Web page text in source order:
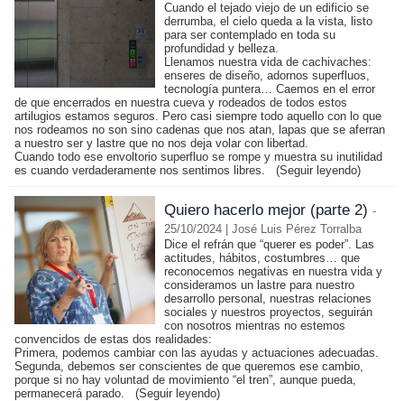
Cuando el tejado viejo de un edificio se
derrumba, el cielo queda a la vista, listo
para ser contemplado en toda su
profundidad y belleza.
Llenamos nuestra vida de cachivaches:
enseres de diseño, adornos superfluos,
tecnología puntera… Caemos en el error
de que encerrados en nuestra cueva y rodeados de todos estos
artilugios estamos seguros. Pero casi siempre todo aquello con lo que
nos rodeamos no son sino cadenas que nos atan, lapas que se aferran
a nuestro ser y lastre que no nos deja volar con libertad.
Cuando todo ese envoltorio superfluo se rompe y muestra su inutilidad
es cuando verdaderamente nos sentimos libres. (Seguir leyendo)
Quiero hacerlo mejor (parte 2) -
25/10/2024 | José Luis Pérez Torralba
Dice el refrán que “querer es poder”. Las
actitudes, hábitos, costumbres… que
reconocemos negativas en nuestra vida y
consideramos un lastre para nuestro
desarrollo personal, nuestras relaciones
sociales y nuestros proyectos, seguirán
con nosotros mientras no estemos
convencidos de estas dos realidades:
Primera, podemos cambiar con las ayudas y actuaciones adecuadas.
Segunda, debemos ser conscientes de que queremos ese cambio,
porque si no hay voluntad de movimiento “el tren”, aunque pueda,
permanecerá parado. (Seguir leyendo)